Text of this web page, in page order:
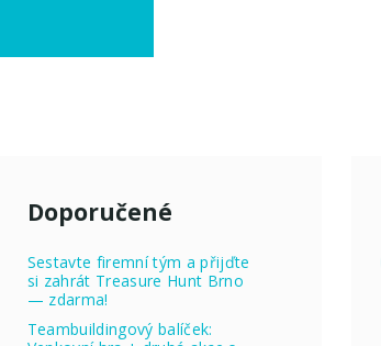
Doporučené
Sestavte firemní tým a přijďte
si zahrát Treasure Hunt Brno
— zdarma!
Teambuildingový balíček: